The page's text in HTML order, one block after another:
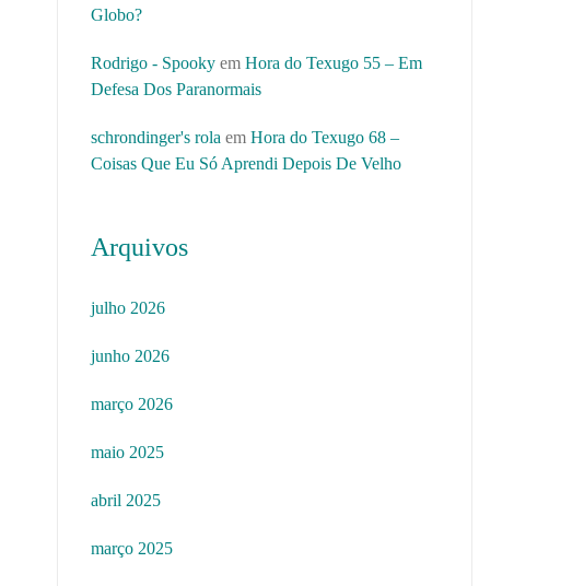
Globo?
Rodrigo - Spooky em Hora do Texugo 55 – Em
Defesa Dos Paranormais
schrondinger's rola em Hora do Texugo 68 –
Coisas Que Eu Só Aprendi Depois De Velho
Arquivos
julho 2026
junho 2026
março 2026
maio 2025
abril 2025
março 2025